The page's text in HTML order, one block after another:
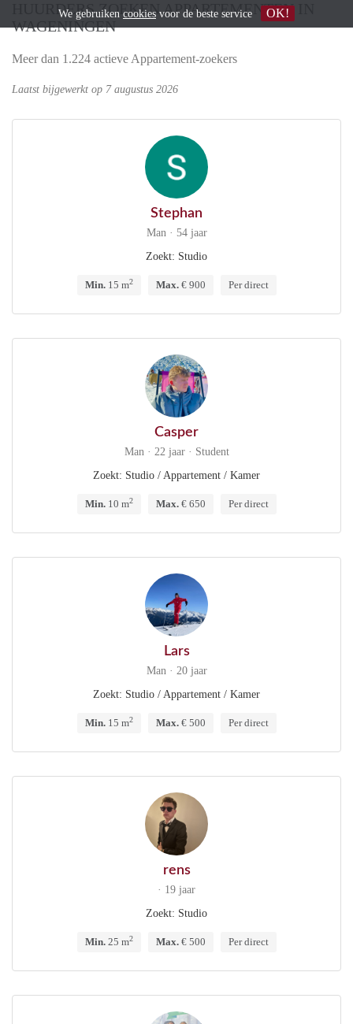
HUURDERS ZOEKEN APPARTEMENTEN IN
WAGENINGEN
Meer dan 1.224 actieve Appartement-zoekers
Laatst bijgewerkt op 7 augustus 2026
Stephan
Man · 54 jaar
Zoekt: Studio
Min.15 m2 Max.€ 900 Per direct
Casper
Man · 22 jaar · Student
Zoekt: Studio / Appartement / Kamer
Min.10 m2 Max.€ 650 Per direct
Lars
Man · 20 jaar
Zoekt: Studio / Appartement / Kamer
Min.15 m2 Max.€ 500 Per direct
rens
· 19 jaar
Zoekt: Studio
Min.25 m2 Max.€ 500 Per direct
We gebruiken cookies voor de beste service OK!